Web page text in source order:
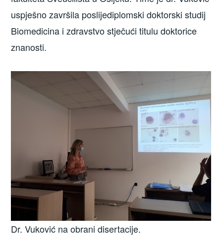
uspješno završila poslijediplomski doktorski studij
Biomedicina i zdravstvo stječući titulu doktorice
znanosti.
Dr. Vuković na obrani disertacije.